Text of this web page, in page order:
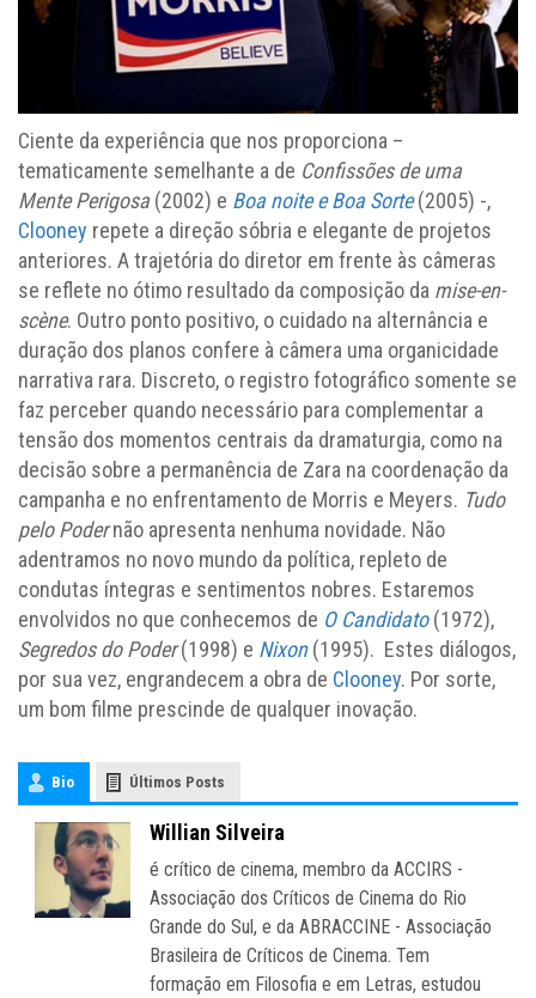
Ciente da experiência que nos proporciona –
tematicamente semelhante a de Confissões de uma
Mente Perigosa(2002) e Boa noite e Boa Sorte(2005) -,
Clooney repete a direção sóbria e elegante de projetos
anteriores. A trajetória do diretor em frente às câmeras
se reflete no ótimo resultado da composição da mise-en-
scène. Outro ponto positivo, o cuidado na alternância e
duração dos planos confere à câmera uma organicidade
narrativa rara. Discreto, o registro fotográfico somente se
faz perceber quando necessário para complementar a
tensão dos momentos centrais da dramaturgia, como na
decisão sobre a permanência de Zara na coordenação da
campanha e no enfrentamento de Morris e Meyers. Tudo
pelo Podernão apresenta nenhuma novidade. Não
adentramos no novo mundo da política, repleto de
condutas íntegras e sentimentos nobres. Estaremos
envolvidos no que conhecemos de O Candidato(1972),
Segredos do Poder(1998) e Nixon(1995). Estes diálogos,
por sua vez, engrandecem a obra de Clooney. Por sorte,
um bom filme prescinde de qualquer inovação.
Bio Últimos Posts
Willian Silveira
é crítico de cinema, membro da ACCIRS -
Associação dos Críticos de Cinema do Rio
Grande do Sul, e da ABRACCINE - Associação
Brasileira de Críticos de Cinema. Tem
formação em Filosofia e em Letras, estudou